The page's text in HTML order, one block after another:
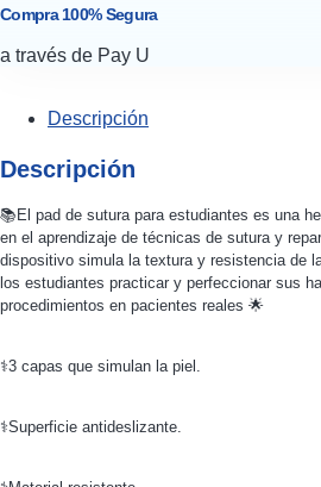
Compra 100% Segura
a través de Pay U
Descripción
Descripción
📚El pad de sutura para estudiantes es una
en el aprendizaje de técnicas de sutura y
dispositivo simula la textura y resistencia de
los estudiantes practicar y perfeccionar sus
procedimientos en pacientes reales 🌟
⚕️3 capas que simulan la piel.
⚕️Superficie antideslizante.